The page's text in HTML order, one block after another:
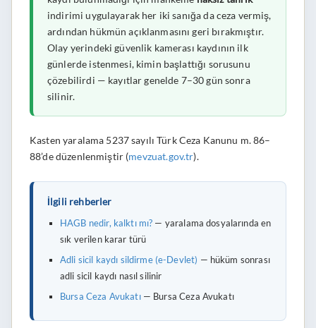
indirimi uygulayarak her iki sanığa da ceza vermiş,
ardından hükmün açıklanmasını geri bırakmıştır.
Olay yerindeki güvenlik kamerası kaydının ilk
günlerde istenmesi, kimin başlattığı sorusunu
çözebilirdi — kayıtlar genelde 7–30 gün sonra
silinir.
Kasten yaralama 5237 sayılı Türk Ceza Kanunu m. 86–
88’de düzenlenmiştir (mevzuat.gov.tr).
İlgili rehberler
HAGB nedir, kalktı mı? — yaralama dosyalarında en
sık verilen karar türü
Adli sicil kaydı sildirme (e-Devlet) — hüküm sonrası
adli sicil kaydı nasıl silinir
Bursa Ceza Avukatı— Bursa Ceza Avukatı